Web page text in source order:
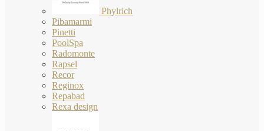
Phylrich
Pibamarmi
Pinetti
PoolSpa
Radomonte
Rapsel
Recor
Reginox
Repabad
Rexa design